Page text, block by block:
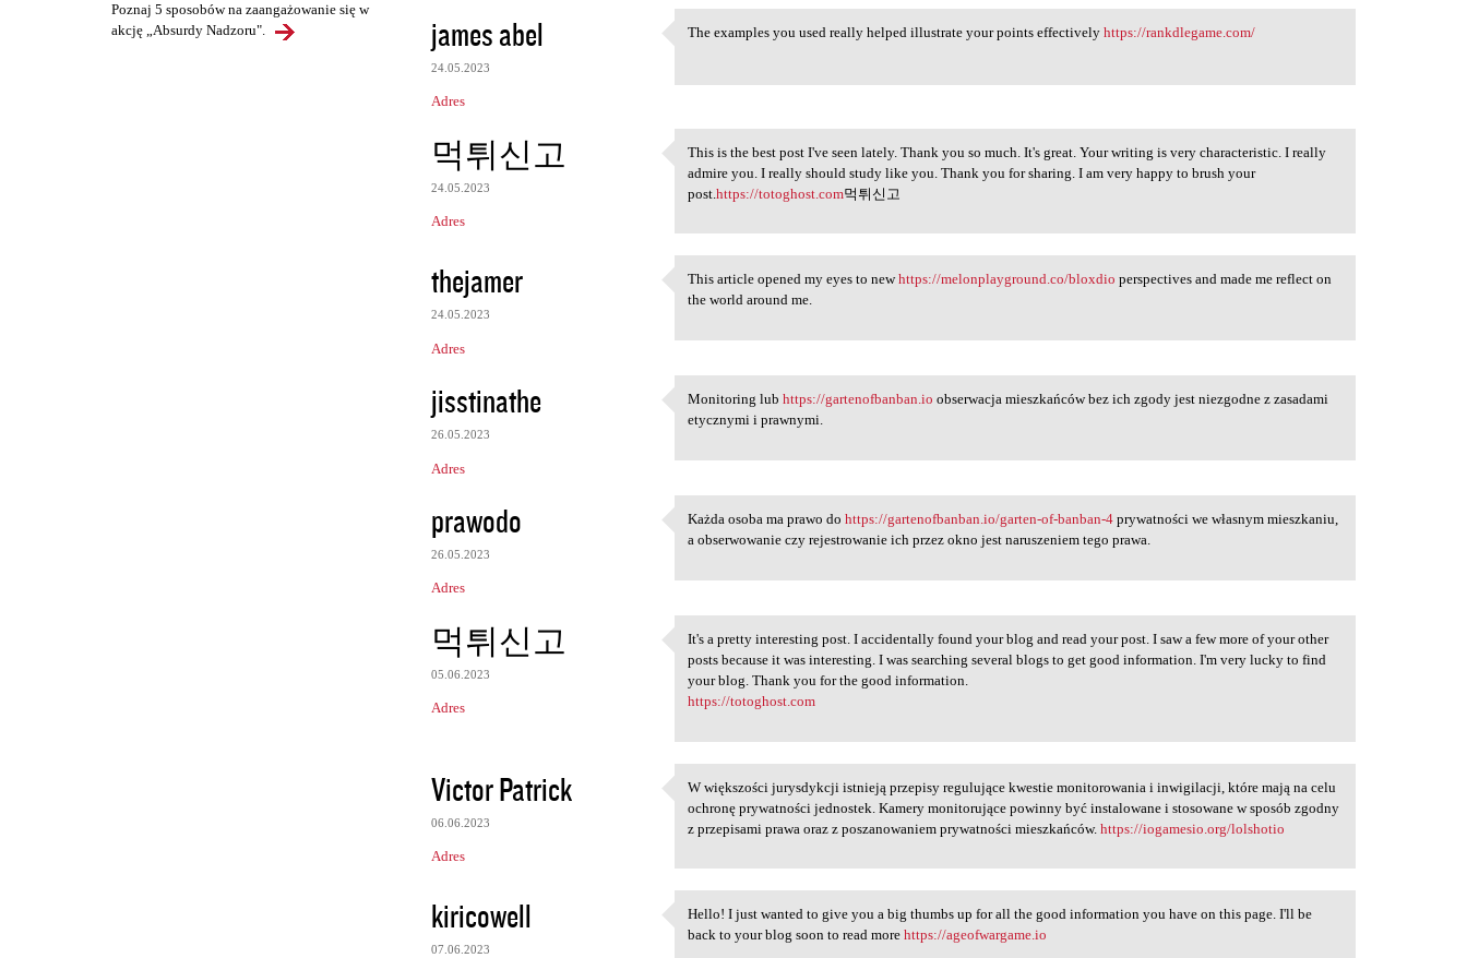
Poznaj 5 sposobów na zaangażowanie się w
akcję „Absurdy Nadzoru".
james abel
24.05.2023
Adres
The examples you used really
The examples you used really helped illustrate your points effectivelyhttps://rankdlegame.com/
먹튀신고
24.05.2023
Adres
This is the best post I've
This is the best post I've seen lately. Thank you so much. It's great. Your writing is very characteristic. I really
admire you. I really should study like you. Thank you for sharing. I am very happy to brush your
post.https://totoghost.com먹튀신고
thejamer
24.05.2023
Adres
This article opened my eyes
This article opened my eyes to newhttps://melonplayground.co/bloxdio perspectives and made me reflect on
the world around me.
jisstinathe
26.05.2023
Adres
Monitoring lub https:/
Monitoring lubhttps://gartenofbanban.io obserwacja mieszkańców bez ich zgody jest niezgodne z zasadami
etycznymi i prawnymi.
prawodo
26.05.2023
Adres
Każda osoba ma prawo do https
Każda osoba ma prawo dohttps://gartenofbanban.io/garten-of-banban-4 prywatności we własnym mieszkaniu,
a obserwowanie czy rejestrowanie ich przez okno jest naruszeniem tego prawa.
먹튀신고
05.06.2023
Adres
It's a pretty interesting
It's a pretty interesting post. I accidentally found your blog and read your post. I saw a few more of your other
posts because it was interesting. I was searching several blogs to get good information. I'm very lucky to find
your blog. Thank you for the good information.
https://totoghost.com
Victor Patrick
06.06.2023
Adres
W większości jurysdykcji
W większości jurysdykcji istnieją przepisy regulujące kwestie monitorowania i inwigilacji, które mają na celu
ochronę prywatności jednostek. Kamery monitorujące powinny być instalowane i stosowane w sposób zgodny
z przepisami prawa oraz z poszanowaniem prywatności mieszkańców.https://iogamesio.org/lolshotio
kiricowell
07.06.2023
Hello! I just wanted to give
Hello! I just wanted to give you a big thumbs up for all the good information you have on this page. I'll be
back to your blog soon to read morehttps://ageofwargame.io